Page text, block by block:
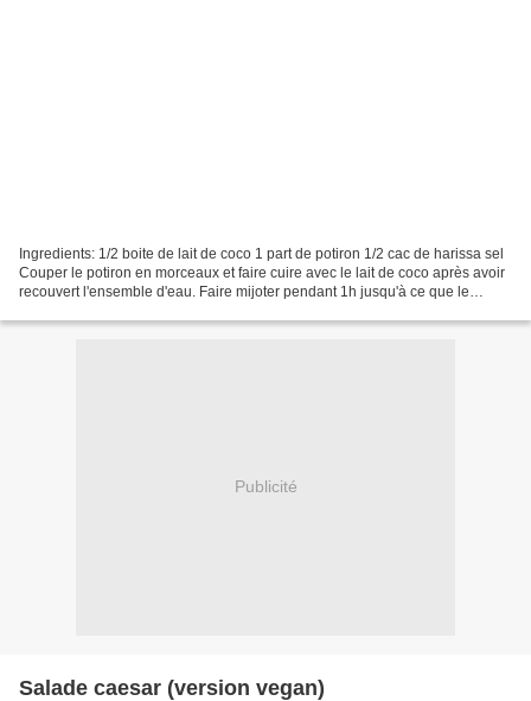
Ingredients: 1/2 boite de lait de coco 1 part de potiron 1/2 cac de harissa sel
Couper le potiron en morceaux et faire cuire avec le lait de coco après avoir
recouvert l'ensemble d'eau. Faire mijoter pendant 1h jusqu'à ce que le
Publicité
Salade caesar (version vegan)